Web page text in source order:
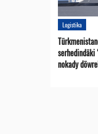
Logistika
serhedindäki
nokady